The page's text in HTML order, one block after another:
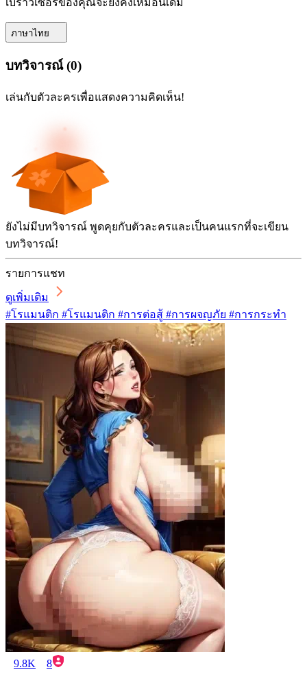
เบราว์เซอร์ของคุณจะยังคงเหมือนเดิม
ภาษาไทย
บทวิจารณ์(0)
เล่นกับตัวละครเพื่อแสดงความคิดเห็น!
ยังไม่มีบทวิจารณ์ พูดคุยกับตัวละครและเป็นคนแรกที่จะเขียน
บทวิจารณ์!
รายการแชท
ดูเพิ่มเติม
#โรแมนติก #โรแมนติก #การต่อสู้ #การผจญภัย #การกระทำ
9.8K 8